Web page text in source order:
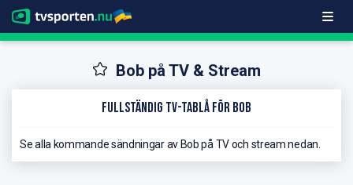
Bob på TV & Stream
Fullständig TV-Tablå för Bob
Se alla kommande sändningar av Bob på TV och stream nedan.